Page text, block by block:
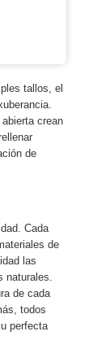
tallos, el
crean
de
Cada
de
las
de cada
todos
perfecta